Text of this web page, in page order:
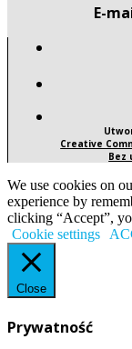
E-
Creative
Bez
We use cookies on
experience by
clicking “Accept”,
Cookie settings
Close
Prywatność